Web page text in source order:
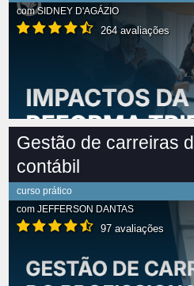
comSIDNEY D'AGÁZIO
264 avaliações
Gestão de carreiras
contábil
curso prático
com JEFFERSON DANTAS
97 avaliações